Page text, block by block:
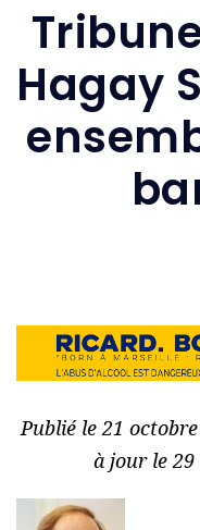
Hagay
Publié le 21
à jour le 29